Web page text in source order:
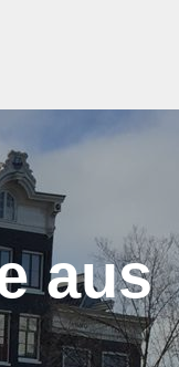
aus